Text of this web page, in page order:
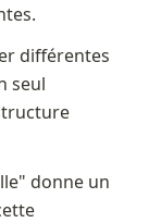
différentes
seul
donne un